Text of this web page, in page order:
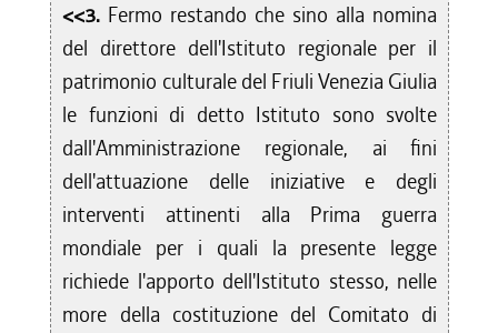
<<3. Fermo restando che sino alla nomina
del direttore dell'Istituto regionale per il
patrimonio culturale del Friuli Venezia Giulia
le funzioni di detto Istituto sono svolte
dall'Amministrazione regionale, ai fini
dell'attuazione delle iniziative e degli
interventi attinenti alla Prima guerra
mondiale per i quali la presente legge
richiede l'apporto dell'Istituto stesso, nelle
more della costituzione del Comitato di